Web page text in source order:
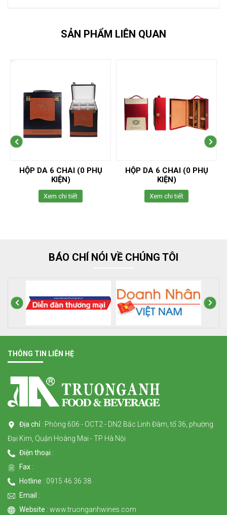
SẢN PHẨM LIÊN QUAN
HỘP DA 6 CHAI (0 PHỤ
KIỆN)
Xem chi tiết
HỘP DA 6 CHAI (0 PHỤ
KIỆN)
Xem chi tiết
BÁO CHÍ NÓI VỀ CHÚNG TÔI
THÔNG TIN LIÊN HỆ
Địa chỉ : Phòng 606 - OCT2 - DN2 Bắc Linh Đàm, tổ 36, phường
Đại Kim, Quận Hoàng Mai - TP Hà Nội
Điện thoại :
Fax :
Hotline : 0915 46 36 38
Email :
Website : www.truonganhwines.com